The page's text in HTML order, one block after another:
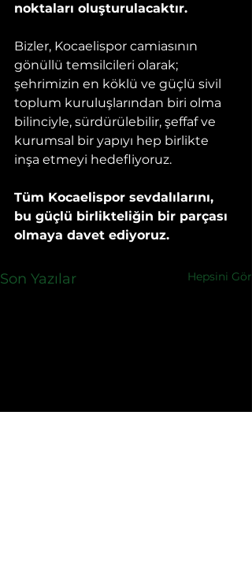
noktaları oluşturulacaktır.
Bizler, Kocaelispor camiasının
gönüllü temsilcileri olarak;
şehrimizin en köklü ve güçlü sivil
toplum kuruluşlarından biri olma
bilinciyle, sürdürülebilir, şeffaf ve
kurumsal bir yapıyı hep birlikte
inşa etmeyi hedefliyoruz.
Tüm Kocaelispor sevdalılarını,
bu güçlü birlikteliğin bir parçası
olmaya davet ediyoruz.
Son Yazılar Hepsini Gör